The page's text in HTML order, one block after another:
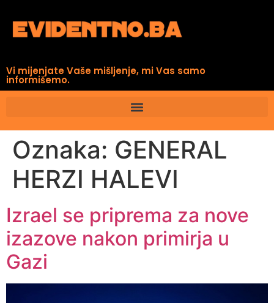
Vi mijenjate Vaše mišljenje, mi Vas samo
informišemo.
Oznaka: GENERAL
HERZI HALEVI
Izrael se priprema za nove
izazove nakon primirja u
Gazi